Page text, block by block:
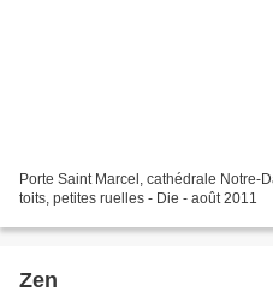
Porte Saint Marcel, cathédrale Notre-
toits, petites ruelles - Die - août 2011
Zen